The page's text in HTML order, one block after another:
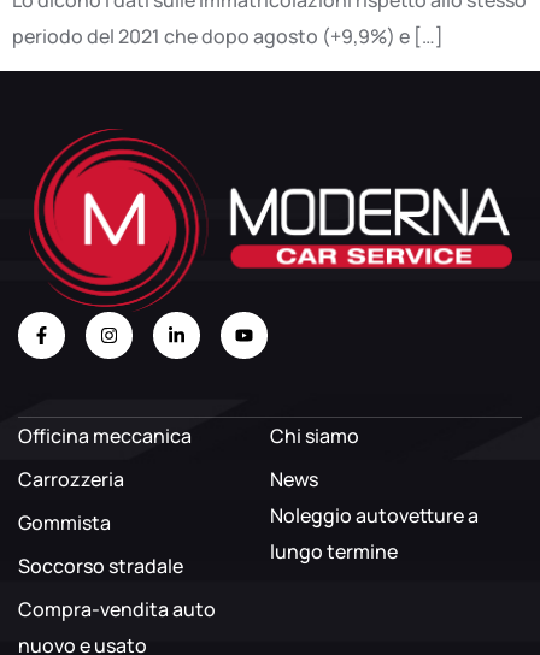
periodo del 2021 che dopo agosto (+9,9%) e […]
Officina meccanica
Carrozzeria
Gommista
Soccorso stradale
Compra-vendita auto
nuovo e usato
Chi siamo
News
Noleggio autovetture a
lungo termine